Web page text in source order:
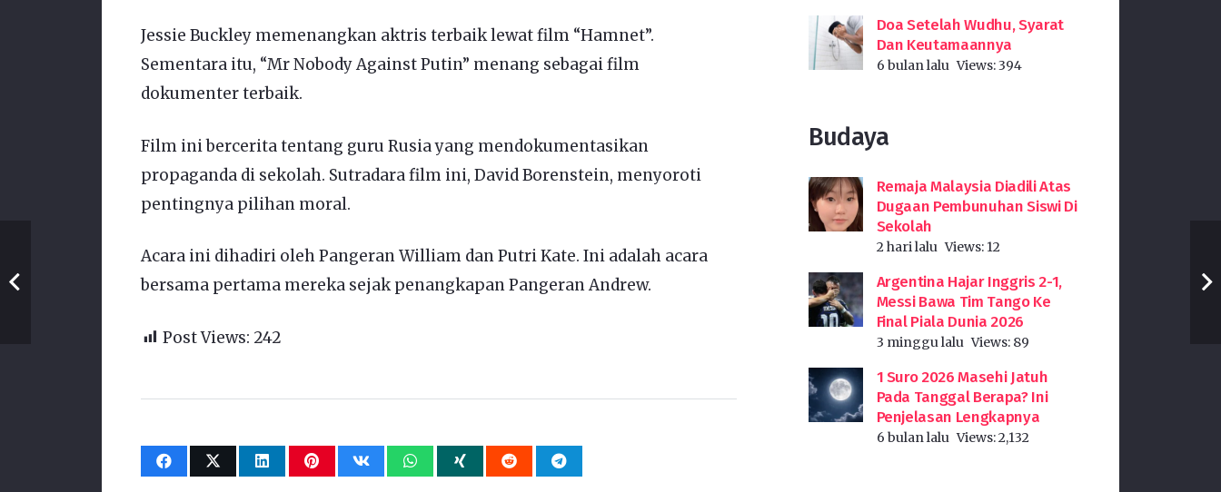
Jessie Buckley memenangkan aktris terbaik lewat film “Hamnet”.
Sementara itu, “Mr Nobody Against Putin” menang sebagai film
dokumenter terbaik.
Film ini bercerita tentang guru Rusia yang mendokumentasikan
propaganda di sekolah. Sutradara film ini, David Borenstein, menyoroti
pentingnya pilihan moral.
Acara ini dihadiri oleh Pangeran William dan Putri Kate. Ini adalah acara
bersama pertama mereka sejak penangkapan Pangeran Andrew.
Post Views: 242
Doa Setelah Wudhu, Syarat
Dan Keutamaannya
6 bulan lalu Views:394
Budaya
Remaja Malaysia Diadili Atas
Dugaan Pembunuhan Siswi Di
Sekolah
2 hari lalu Views: 12
Argentina Hajar Inggris 2-1,
Messi Bawa Tim Tango Ke
Final Piala Dunia 2026
3 minggu lalu Views: 89
1 Suro 2026 Masehi Jatuh
Pada Tanggal Berapa? Ini
Penjelasan Lengkapnya
6 bulan lalu Views:2,132